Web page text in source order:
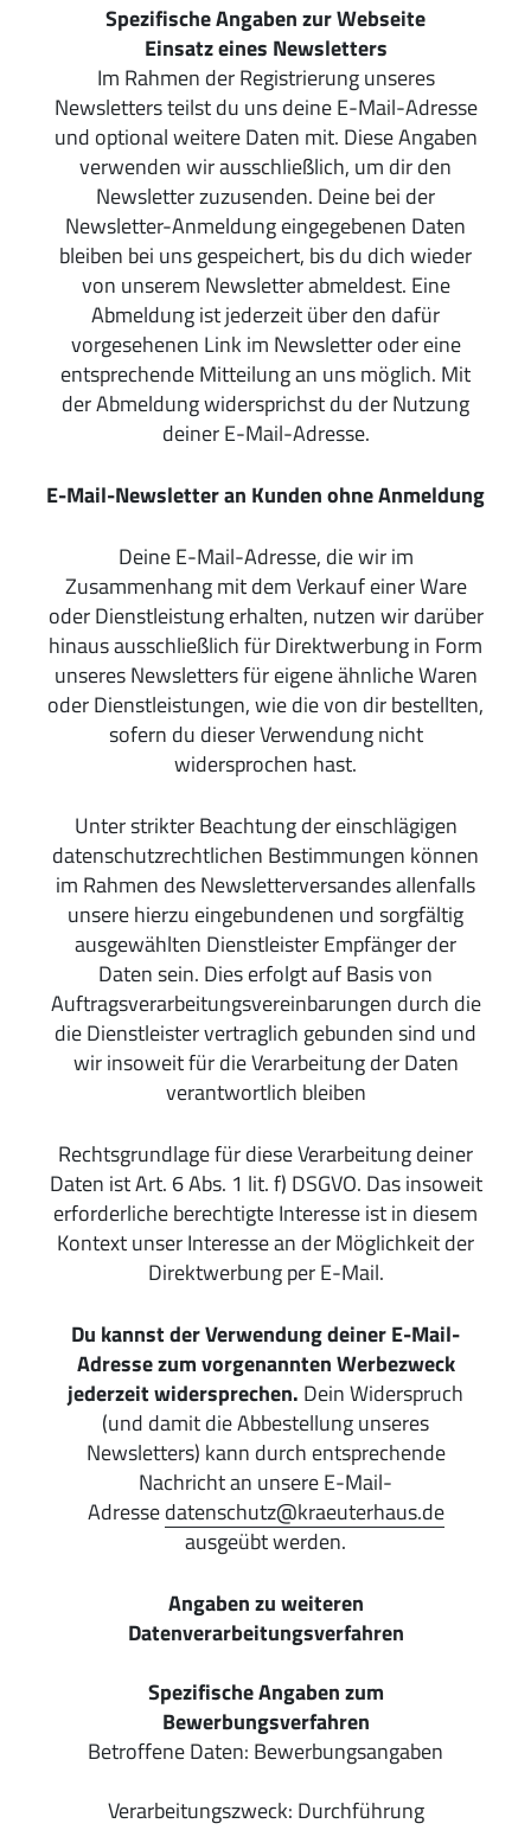
Spezifische Angaben zur Webseite
Einsatz eines Newsletters
Im Rahmen der Registrierung unseres
Newsletters teilst du uns deine E-Mail-Adresse
und optional weitere Daten mit. Diese Angaben
verwenden wir ausschließlich, um dir den
Newsletter zuzusenden. Deine bei der
Newsletter-Anmeldung eingegebenen Daten
bleiben bei uns gespeichert, bis du dich wieder
von unserem Newsletter abmeldest. Eine
Abmeldung ist jederzeit über den dafür
vorgesehenen Link im Newsletter oder eine
entsprechende Mitteilung an uns möglich. Mit
der Abmeldung widersprichst du der Nutzung
deiner E-Mail-Adresse.
E-Mail-Newsletter an Kunden ohne Anmeldung
Deine E-Mail-Adresse, die wir im
Zusammenhang mit dem Verkauf einer Ware
oder Dienstleistung erhalten, nutzen wir darüber
hinaus ausschließlich für Direktwerbung in Form
unseres Newsletters für eigene ähnliche Waren
oder Dienstleistungen, wie die von dir bestellten,
sofern du dieser Verwendung nicht
widersprochen hast.
Unter strikter Beachtung der einschlägigen
datenschutzrechtlichen Bestimmungen können
im Rahmen des Newsletterversandes allenfalls
unsere hierzu eingebundenen und sorgfältig
ausgewählten Dienstleister Empfänger der
Daten sein. Dies erfolgt auf Basis von
Auftragsverarbeitungsvereinbarungen durch die
die Dienstleister vertraglich gebunden sind und
wir insoweit für die Verarbeitung der Daten
verantwortlich bleiben
Rechtsgrundlage für diese Verarbeitung deiner
Daten ist Art. 6 Abs. 1 lit. f) DSGVO. Das insoweit
erforderliche berechtigte Interesse ist in diesem
Kontext unser Interesse an der Möglichkeit der
Direktwerbung per E-Mail.
Du kannst der Verwendung deiner E-Mail-
Adresse zum vorgenannten Werbezweck
jederzeit widersprechen. Dein Widerspruch
(und damit die Abbestellung unseres
Newsletters) kann durch entsprechende
Nachricht an unsere E-Mail-
Adressedatenschutz@kraeuterhaus.de
ausgeübt werden.
Angaben zu weiteren
Datenverarbeitungsverfahren
Spezifische Angaben zum
Bewerbungsverfahren
Betroffene Daten: Bewerbungsangaben
Verarbeitungszweck: Durchführung